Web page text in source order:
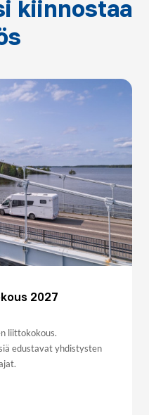
kiinnostaa
2027
liittokokous.
edustavat yhdistysten